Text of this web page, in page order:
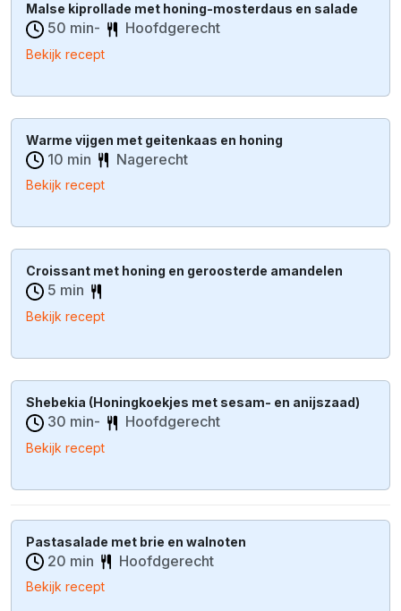
Malse kiprollade met honing-mosterdaus en salade
50 min- Hoofdgerecht
Bekijk recept
Warme vijgen met geitenkaas en honing
10 min Nagerecht
Bekijk recept
Croissant met honing en geroosterde amandelen
5 min
Bekijk recept
Shebekia (Honingkoekjes met sesam- en anijszaad)
30 min- Hoofdgerecht
Bekijk recept
Pastasalade met brie en walnoten
20 min Hoofdgerecht
Bekijk recept